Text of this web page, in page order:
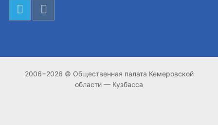
2006−2026 © Общественная палата Кемеровской
области — Кузбасса